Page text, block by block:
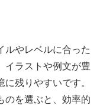
ルやレベルに合った
イラストや例文が豊
残りやすいです。
のを選ぶと、効率的